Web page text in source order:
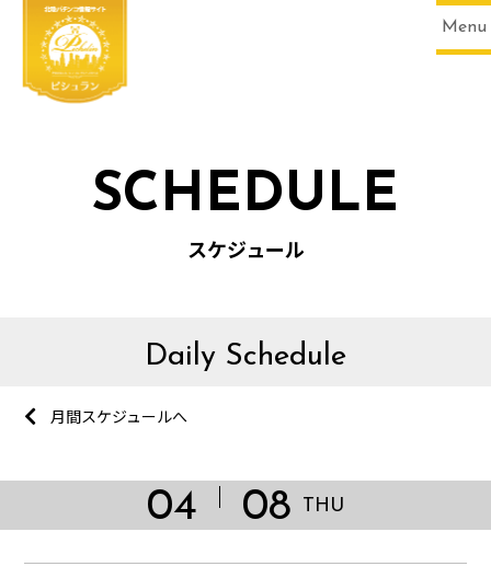
Menu
SCHEDULE
スケジュール
Daily Schedule
月間スケジュールへ
04 08 THU